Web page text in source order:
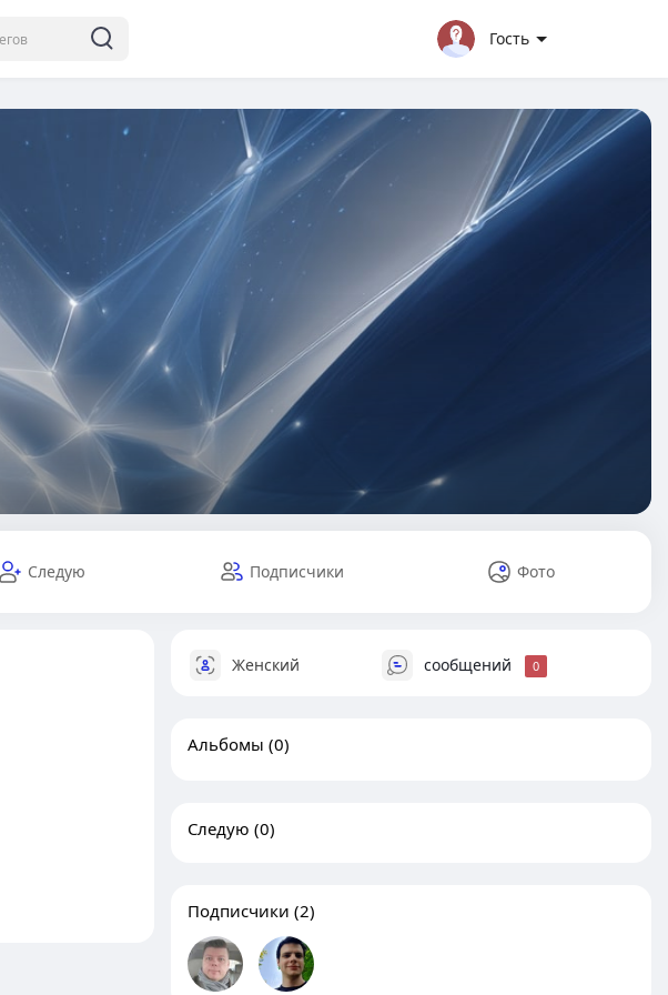
Гость
Следую Подписчики Фото
Женский сообщений 0
Альбомы (0)
Следую (0)
Подписчики (2)